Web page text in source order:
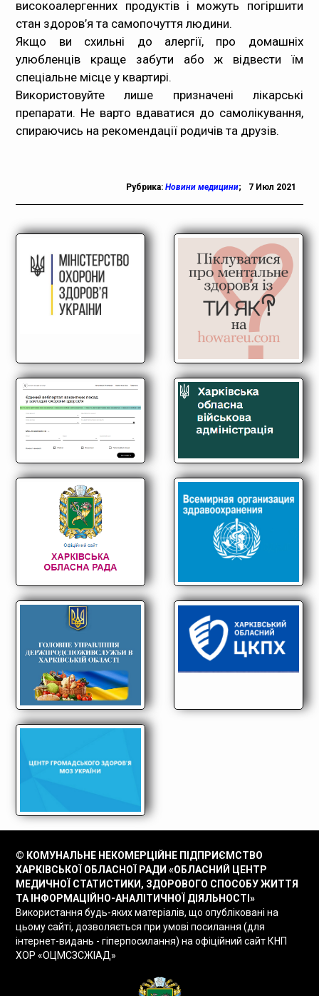
високоалергенних продуктів і можуть погіршити
стан здоров’я та самопочуття людини.
Якщо ви схильні до алергії, про домашніх
улюбленців краще забути або ж відвести їм
спеціальне місце у квартирі.
Використовуйте лише призначені лікарські
препарати. Не варто вдаватися до самолікування,
спираючись на рекомендації родичів та друзів.
Рубрика: Новини медицини; 7 Июл 2021
© КОМУНАЛЬНЕ НЕКОМЕРЦІЙНЕ ПІДПРИЄМСТВО
ХАРКІВСЬКОЇ ОБЛАСНОЇ РАДИ «ОБЛАСНИЙ ЦЕНТР
МЕДИЧНОЇ СТАТИСТИКИ, ЗДОРОВОГО СПОСОБУ ЖИТТЯ
ТА ІНФОРМАЦІЙНО-АНАЛІТИЧНОЇ ДІЯЛЬНОСТІ»
Використання будь-яких матеріалів, що опубліковані на
цьому сайті, дозволяється при умові посилання (для
інтернет-видань - гіперпосилання) на офіційний сайт КНП
ХОР «ОЦМСЗСЖІАД»